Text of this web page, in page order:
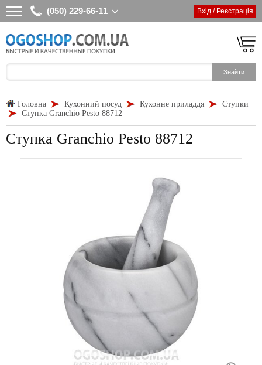
(050) 229-66-11 Вхід / Реєстрація
Головна Кухонний посуд Кухонне приладдя
Ступки
Ступка Granchio Pesto 88712
Ступка Granchio Pesto 88712